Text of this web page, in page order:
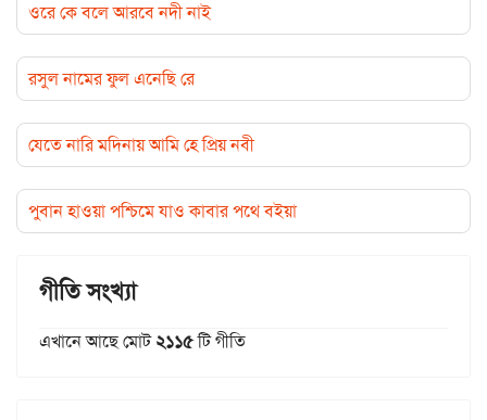
ওরে কে বলে আরবে নদী নাই
রসুল নামের ফুল এনেছি রে
যেতে নারি মদিনায় আমি হে প্রিয় নবী
পুবান হাওয়া পশ্চিমে যাও কাবার পথে বইয়া
গীতি সংখ্যা
এখানে আছে মোট২১১৫টি গীতি